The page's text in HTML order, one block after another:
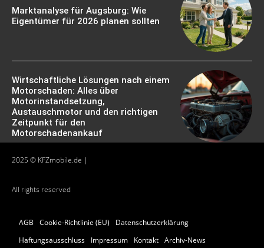
Marktanalyse für Augsburg: Wie
Eigentümer für 2026 planen sollten
Wirtschaftliche Lösungen nach einem
Motorschaden: Alles über
Motorinstandsetzung,
Austauschmotor und den richtigen
Zeitpunkt für den
Motorschadenankauf
2025 © KFZmobile.de |
All rights reserved
AGB Cookie-Richtlinie (EU)
Datenschutzerklärung
Haftungsausschluss
Impressum Kontakt Archiv-News